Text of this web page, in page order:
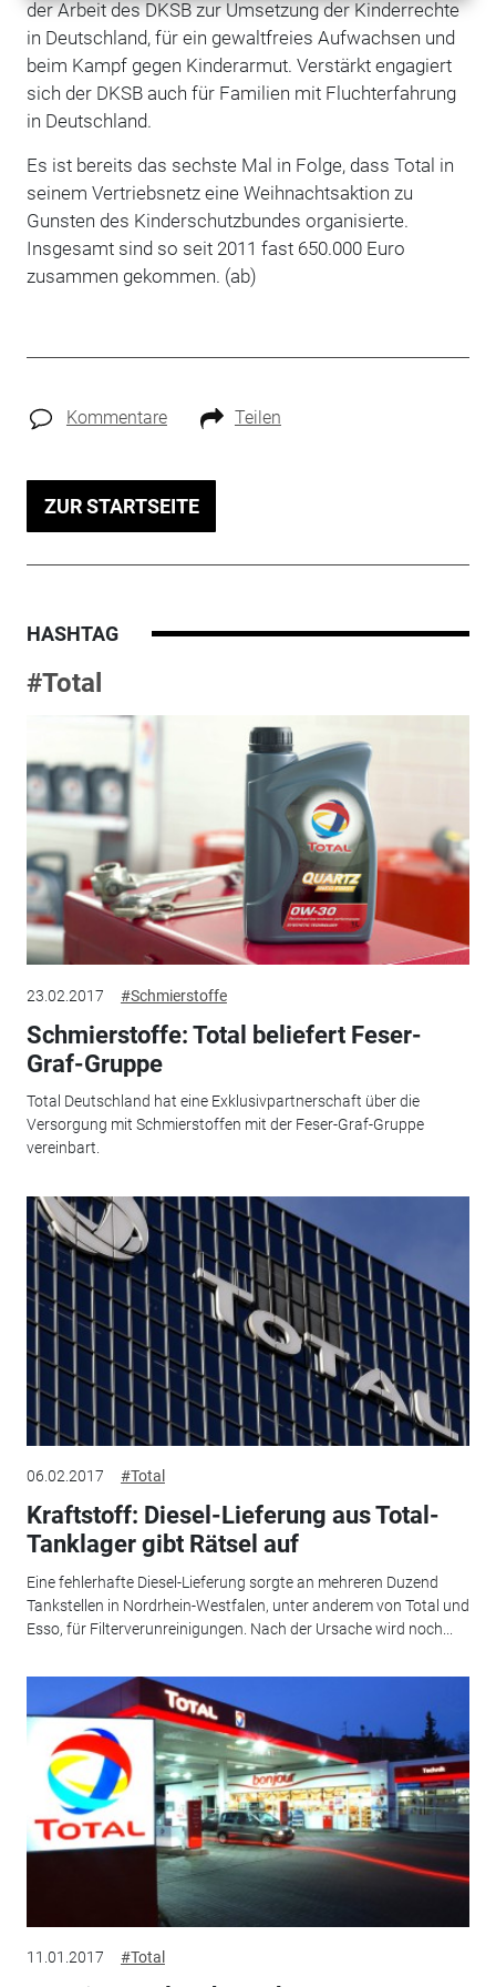
der Arbeit des DKSB zur Umsetzung der Kinderrechte
in Deutschland, für ein gewaltfreies Aufwachsen und
beim Kampf gegen Kinderarmut. Verstärkt engagiert
sich der DKSB auch für Familien mit Fluchterfahrung
in Deutschland.
Es ist bereits das sechste Mal in Folge, dass Total in
seinem Vertriebsnetz eine Weihnachtsaktion zu
Gunsten des Kinderschutzbundes organisierte.
Insgesamt sind so seit 2011 fast 650.000 Euro
zusammen gekommen. (ab)
Kommentare Teilen
ZUR STARTSEITE
HASHTAG
#Total
23.02.2017 #Schmierstoffe
Schmierstoffe: Total beliefert Feser-
Graf-Gruppe
Total Deutschland hat eine Exklusivpartnerschaft über die
Versorgung mit Schmierstoffen mit der Feser-Graf-Gruppe
vereinbart.
06.02.2017 #Total
Kraftstoff: Diesel-Lieferung aus Total-
Tanklager gibt Rätsel auf
Eine fehlerhafte Diesel-Lieferung sorgte an mehreren Duzend
Tankstellen in Nordrhein-Westfalen, unter anderem von Total und
Esso, für Filterverunreinigungen. Nach der Ursache wird noch...
11.01.2017 #Total